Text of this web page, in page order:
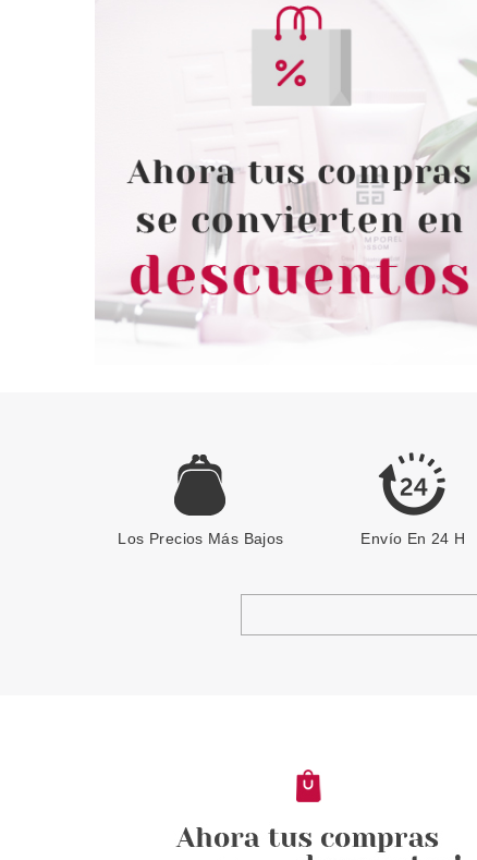
Los Precios Más Bajos Envío En 24 H